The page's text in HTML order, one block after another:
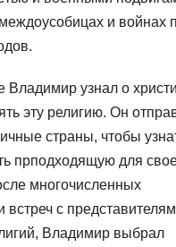
и войнах
Владимир узнал о
эту религию. Он
страны, чтобы
прподходящую для
многочисленных
встреч с
Владимир выбрал